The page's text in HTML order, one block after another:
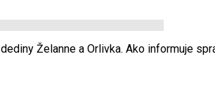
Želanne a Orlivka. Ako informuje